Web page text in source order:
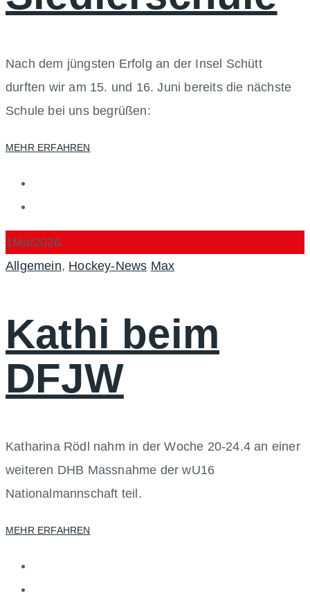
Nach dem jüngsten Erfolg an der Insel Schütt
durften wir am 15. und 16. Juni bereits die nächste
Schule bei uns begrüßen:
MEHR ERFAHREN
1Mai2026
Categories
Allgemein, Hockey-News Author
Max
Kathi beim
DFJW
Katharina Rödl nahm in der Woche 20-24.4 an einer
weiteren DHB Massnahme der wU16
Nationalmannschaft teil.
MEHR ERFAHREN